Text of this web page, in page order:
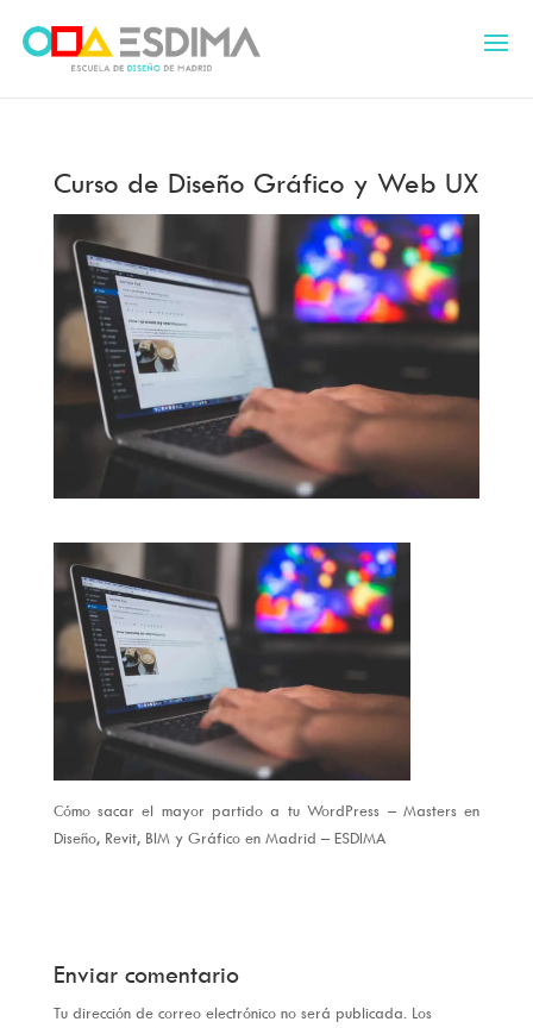
Curso de Diseño Gráfico y Web UX
Cómo sacar el mayor partido a tu WordPress – Masters en
Diseño, Revit, BIM y Gráfico en Madrid – ESDIMA
Enviar comentario
Tu dirección de correo electrónico no será publicada. Los